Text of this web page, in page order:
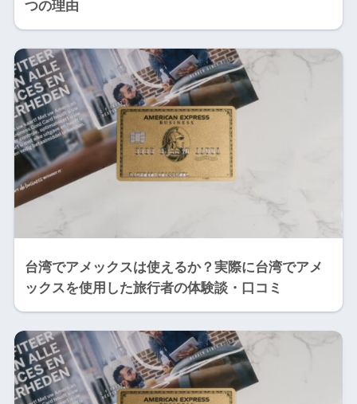
つの理由
台湾でアメックスは使えるか？実際に台湾でアメ
ックスを使用した旅行者の体験談・口コミ